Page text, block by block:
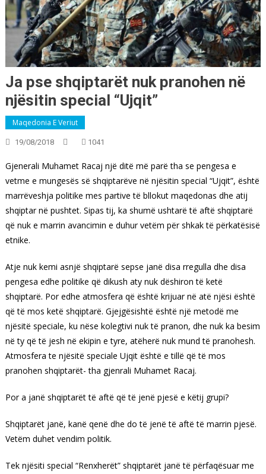
Ja pse shqiptarët nuk pranohen në
njësitin special “Ujqit”
Maqedonia E Veriut
19/08/2018 1041
Gjenerali Muhamet Racaj një ditë më parë tha se pengesa e
vetme e mungesës së shqiptarëve në njësitin special “Ujqit”, është
marrëveshja politike mes partive të bllokut maqedonas dhe atij
shqiptar në pushtet. Sipas tij, ka shumë ushtarë të aftë shqiptarë
që nuk e marrin avancimin e duhur vetëm për shkak të përkatësisë
etnike.
Atje nuk kemi asnjë shqiptarë sepse janë disa rregulla dhe disa
pengesa edhe politike që dikush aty nuk dëshiron të ketë
shqiptarë. Por edhe atmosfera që është krijuar në atë njësi është
që të mos ketë shqiptarë. Gjejgësishtë është një metodë me
njësitë speciale, ku nëse kolegtivi nuk të pranon, dhe nuk ka besim
në ty që të jesh në ekipin e tyre, atëherë nuk mund të pranohesh.
Atmosfera te njësitë speciale Ujqit është e tillë që të mos
pranohen shqiptarët- tha gjenrali Muhamet Racaj.
Por a janë shqiptarët të aftë që të jenë pjesë e këtij grupi?
Shqiptarët janë, kanë qenë dhe do të jenë të aftë të marrin pjesë.
Vetëm duhet vendim politik.
Tek njësiti special “Renxherët” shqiptarët janë të përfaqësuar me